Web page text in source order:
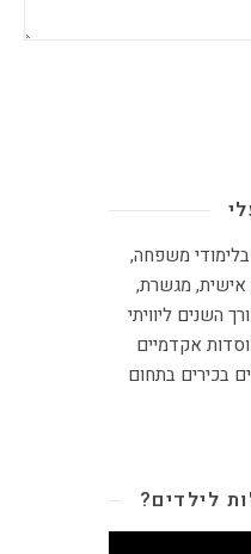
משפחה,
מגשרת,
השנים ליוויתי
אקדמיים
בכירים בתחום
לילדים?